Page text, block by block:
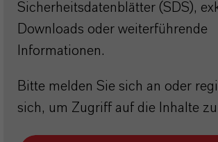
Sicherheitsdatenblätter (SDS),
Downloads oder weiterführende
Informationen.
Bitte melden Sie sich an oder
sich, um Zugriff auf die Inhalte